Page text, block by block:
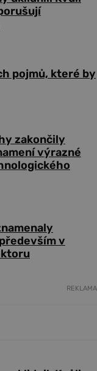
pojmů, které by
zakončily
výrazné
v
REKLAMA